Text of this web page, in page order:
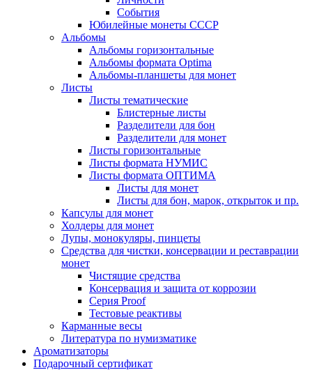
События
Юбилейные монеты СССР
Альбомы
Альбомы горизонтальные
Альбомы формата Optima
Альбомы-планшеты для монет
Листы
Листы тематические
Блистерные листы
Разделители для бон
Разделители для монет
Листы горизонтальные
Листы формата НУМИС
Листы формата ОПТИМА
Листы для монет
Листы для бон, марок, открыток и пр.
Капсулы для монет
Холдеры для монет
Лупы, монокуляры, пинцеты
Средства для чистки, консервации и реставрации
монет
Чистящие средства
Консервация и защита от коррозии
Серия Proof
Тестовые реактивы
Карманные весы
Литература по нумизматике
Ароматизаторы
Подарочный сертификат